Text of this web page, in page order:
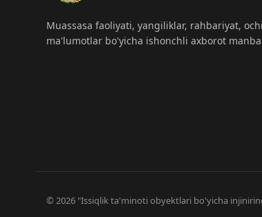
Muassasa faoliyati, yangiliklar, rahbariyat,
ma'lumotlar bo'yicha ishonchli axborot
© 2026 "Issiqlik ta'minoti obyektlari bo'yicha